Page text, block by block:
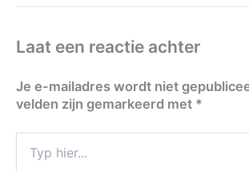
Laat een reactie achter
Je e-mailadres wordt niet
velden zijn gemarkeerd met *
hier...